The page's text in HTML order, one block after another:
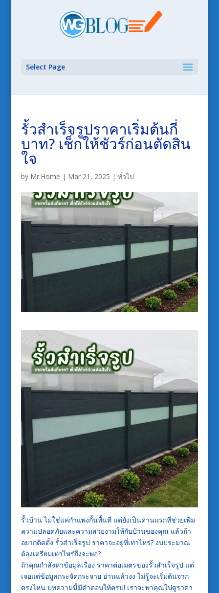
Select Page
รั้วสำเร็จรูปราคาเริ่มต้นกี่
บาท? เช็กให้ชัวร์ก่อนตัดสิน
ใจ
by Mr.Home | Mar 21, 2025 | ทั่วไป
รั้วบ้าน ไม่ใช่แค่กำแพงกั้นพื้นที่ แต่ยังเป็นด่านแรกที่ช่วยเพิ่ม
ความปลอดภัยและความสวยงามให้กับบ้านของคุณ แล้วถ้า
อยากติดตั้ง รั้วสำเร็จรูป ราคาจะอยู่ที่เท่าไหร่? งบประมาณ
ต้องเตรียมเท่าไหร่ถึงจะพอ?
ถ้าคุณกำลังหาข้อมูลเรื่อง ราคาต่อเมตรของรั้วสำเร็จรูป แต่
เจอแต่ข้อมูลกระจัดกระจาย อ่านแล้วงง ไม่รู้จะเริ่มต้นจาก
ตรงไหน บทความนี้มีคำตอบให้ครบ! เราจะพาคุณไปดูราคา